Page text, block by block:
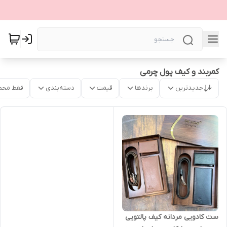
کمربند و کیف پول چرمی
جدیدترین برندها قیمت دسته‌بندی فقط
ست کادویی مردانه کیف پالتویی